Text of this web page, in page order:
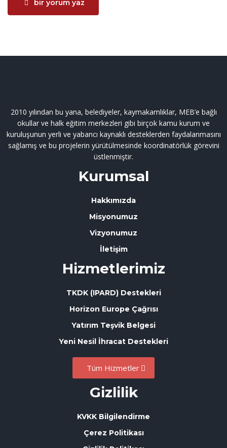
bir yorum yaz
2010 yılından bu yana, belediyeler, kaymakamlıklar, MEB’e bağlı
okullar ve halk eğitim merkezleri gibi birçok kamu kurum ve
kuruluşunun yerli ve yabancı kaynaklı desteklerden faydalanmasını
sağlamış ve bu projelerin yürütülmesinde koordinatörlük görevini
üstlenmiştir.
Kurumsal
Hakkımızda
Misyonumuz
Vizyonumuz
İletişim
Hizmetlerimiz
TKDK (IPARD) Destekleri
Horizon Europe Çağrısı
Yatırım Teşvik Belgesi
Yeni Nesil İhracat Destekleri
Tüm Hizmetler
Gizlilik
KVKK Bilgilendirme
Çerez Politikası